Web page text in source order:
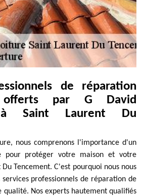
de réparation
par G David
à Saint Laurent Du
nous comprenons l'importance d'un
pour protéger votre maison et votre
Tencement. C'est pourquoi nous nous
professionnels de réparation de
qualité. Nos experts hautement qualifiés